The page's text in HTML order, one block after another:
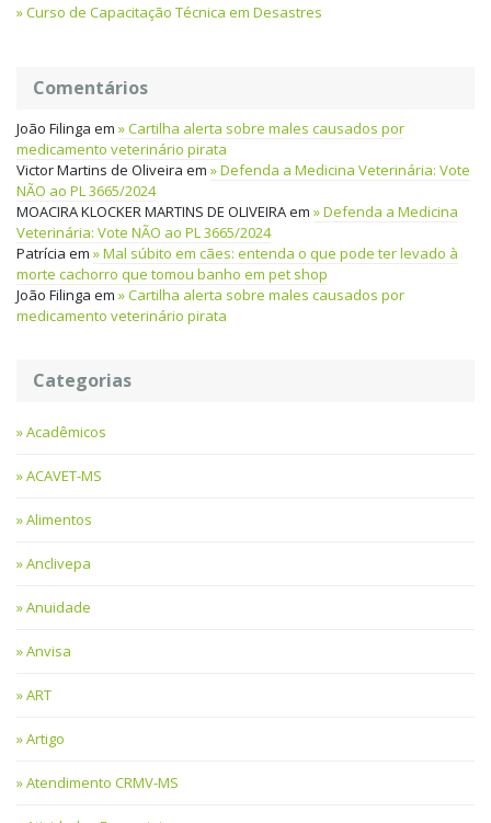
Curso de Capacitação Técnica em Desastres
Comentários
João Filinga em
Cartilha alerta sobre males causados por
medicamento veterinário pirata
Victor Martins de Oliveira em
Defenda a Medicina Veterinária: Vote
NÃO ao PL 3665/2024
MOACIRA KLOCKER MARTINS DE OLIVEIRAem
Defenda a Medicina
Veterinária: Vote NÃO ao PL 3665/2024
Patrícia em
Mal súbito em cães: entenda o que pode ter levado à
morte cachorro que tomou banho em pet shop
João Filinga em
Cartilha alerta sobre males causados por
medicamento veterinário pirata
Categorias
Acadêmicos
ACAVET-MS
Alimentos
Anclivepa
Anuidade
Anvisa
ART
Artigo
Atendimento CRMV-MS